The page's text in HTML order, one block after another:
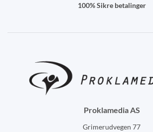
100% Sikre betalinger
Proklamedia AS
Grimerudvegen 77